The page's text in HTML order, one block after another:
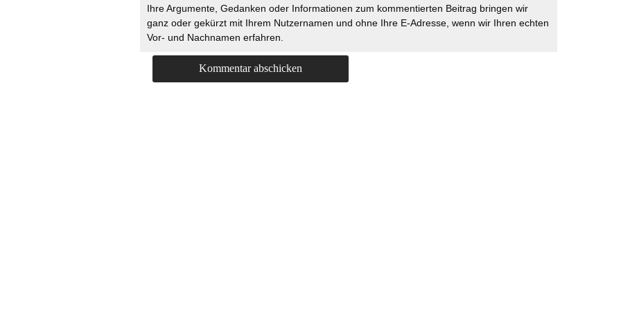
Ihre Argumente, Gedanken oder Informationen zum kommentierten Beitrag bringen wir
ganz oder gekürzt mit Ihrem Nutzernamen und ohne Ihre E-Adresse, wenn wir Ihren echten
Vor- und Nachnamen erfahren.